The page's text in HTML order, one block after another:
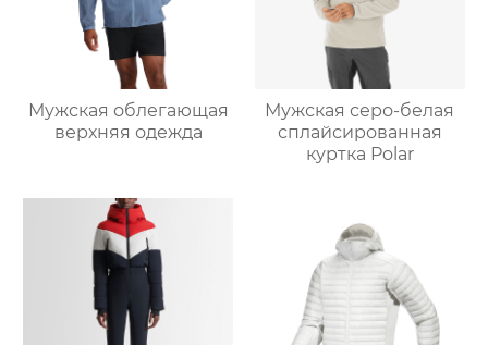
Мужская облегающая
верхняя одежда
Мужская серо-белая
сплайсированная
куртка Polar